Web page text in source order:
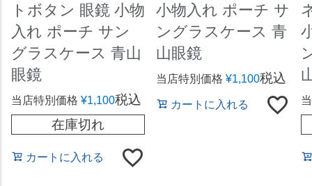
トボタン 眼鏡 小物
入れ ポーチ サン
グラスケース 青山
眼鏡
当店特別価格 ¥1,100税込
在庫切れ
カートに入れる
小物入れ ポーチ サ
ングラスケース 青
山眼鏡
当店特別価格 ¥1,100税込
カートに入れる